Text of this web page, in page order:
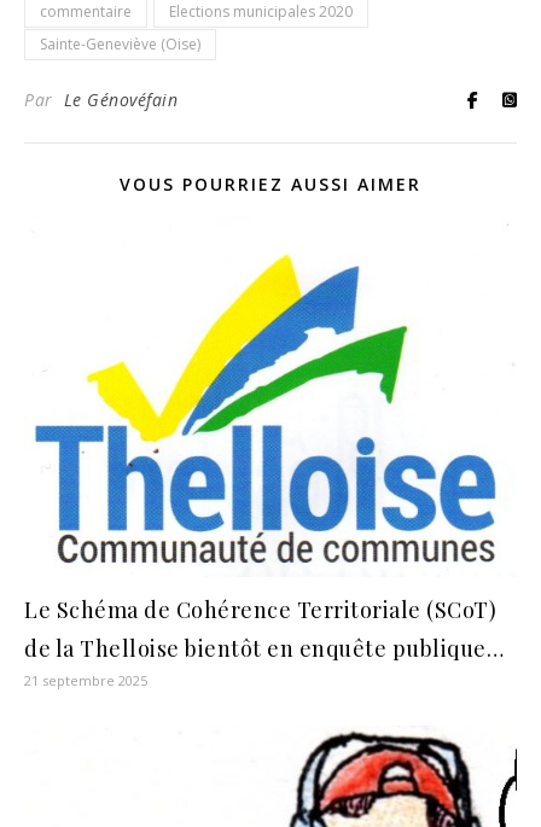
commentaire
Elections municipales 2020
Sainte-Geneviève (Oise)
Par Le Génovéfain
VOUS POURRIEZ AUSSI AIMER
Le Schéma de Cohérence Territoriale (SCoT)
de la Thelloise bientôt en enquête publique…
21 septembre 2025